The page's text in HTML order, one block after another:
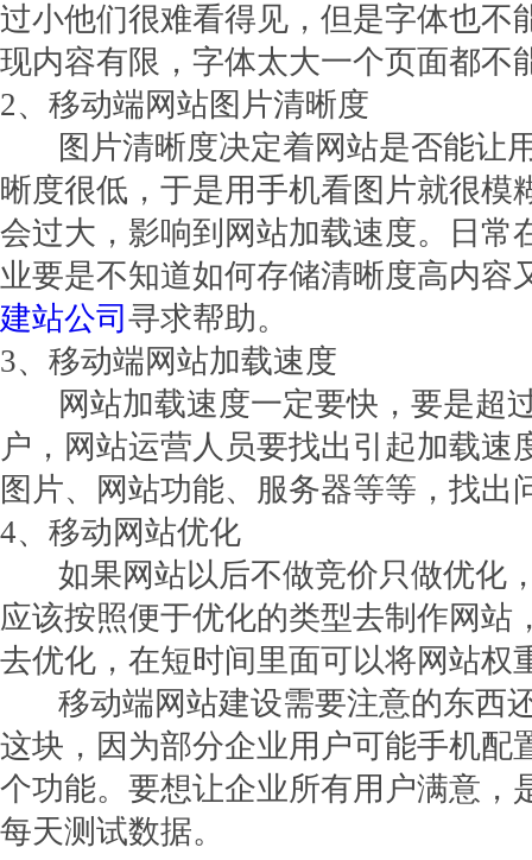
过小他们很难看得见，但是字体也不
现内容有限，字体太大一个页面都不
2、移动端网站图片清晰度
图片清晰度决定着网站是否能让
晰度很低，于是用手机看图片就很模
会过大，影响到网站加载速度。日常
业要是不知道如何存储清晰度高内容
建站公司 寻求帮助。
3、移动端网站加载速度
网站加载速度一定要快，要是超
户，网站运营人员要找出引起加载速
图片、网站功能、服务器等等，找出
4、移动网站优化
如果网站以后不做竞价只做优化
应该按照便于优化的类型去制作网站
去优化，在短时间里面可以将网站权
移动端网站建设需要注意的东西
这块，因为部分企业用户可能手机配
个功能。要想让企业所有用户满意，
每天测试数据。